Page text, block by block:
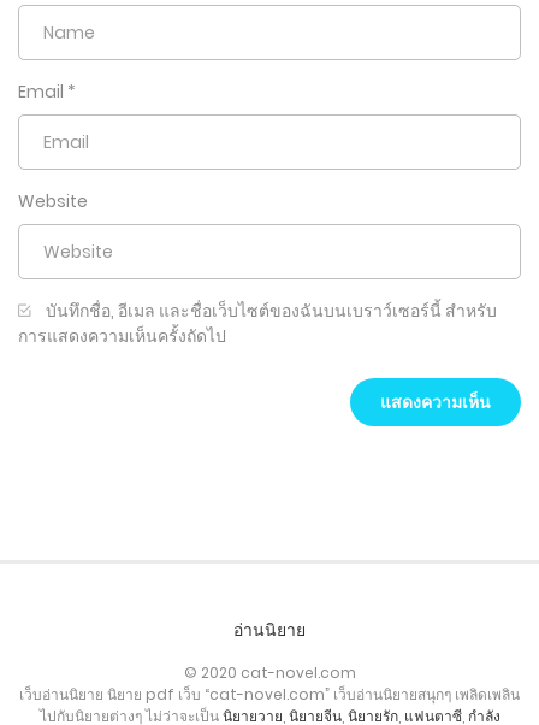
Email *
Website
บันทึกชื่อ, อีเมล และชื่อเว็บไซต์ของฉันบนเบราว์เซอร์นี้ สำหรับ
การแสดงความเห็นครั้งถัดไป
อ่านนิยาย
© 2020 cat-novel.com
เว็บอ่านนิยาย นิยาย pdf เว็บ “cat-novel.com” เว็บอ่านนิยายสนุกๆ เพลิดเพลิน
ไปกับนิยายต่างๆ ไม่ว่าจะเป็นนิยายวาย นิยายจีน, นิยายรัก, แฟนตาซี, กำลัง